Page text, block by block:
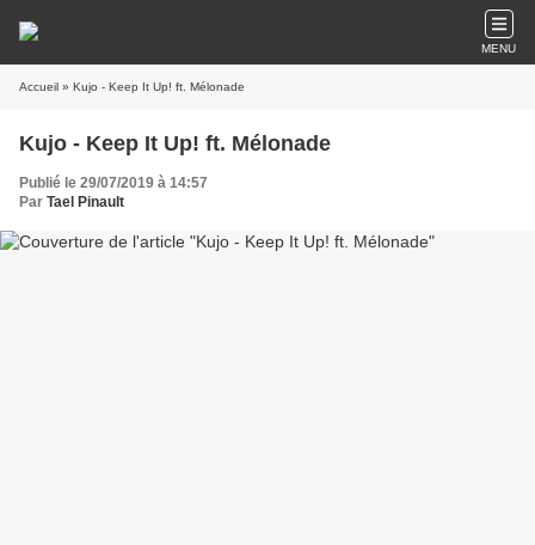
MENU
Accueil » Kujo - Keep It Up! ft. Mélonade
Kujo - Keep It Up! ft. Mélonade
Publié le 29/07/2019 à 14:57
Par Tael Pinault